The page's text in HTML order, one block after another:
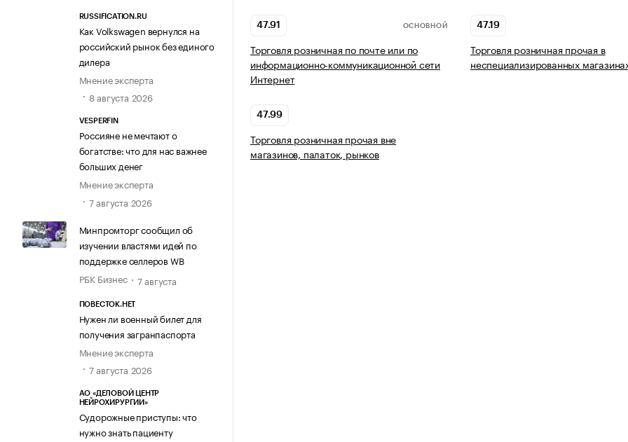
RUSSIFICATION.RU
Как Volkswagen вернулся на
российский рынок без единого
дилера
Мнение эксперта
8 августа 2026
VESPERFIN
Россияне не мечтают о
богатстве: что для нас важнее
больших денег
Мнение эксперта
7 августа 2026
Минпромторг сообщил об
изучении властями идей по
поддержке селлеров WB
РБК Бизнес
7 августа
ПОВЕСТОК.НЕТ
Нужен ли военный билет для
получения загранпаспорта
Мнение эксперта
7 августа 2026
АО «ДЕЛОВОЙ ЦЕНТР
НЕЙРОХИРУРГИИ»
Судорожные приступы: что
нужно знать пациенту
47.91 ОСНОВНОЙ
Торговля розничная по почте или по
информационно-коммуникационной сети
Интернет
47.19
Торговля розничная прочая в
неспециализированных
47.99
Торговля розничная прочая вне
магазинов, палаток, рынков